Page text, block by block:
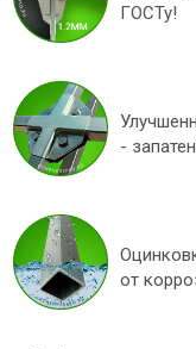
ГОСТу!
-
от